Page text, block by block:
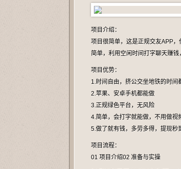
项目介绍：
项目很简单，这是正规交友APP
简单，利用空闲时间打字聊天赚
项目优势：
1.时间自由，挤公交坐地铁的时间
2.苹果、安卓手机都能做
3.正规绿色平台，无风险
4.简单，会打字就能做，不用做视
5.做了就有钱，多劳多得，提现秒
项目流程：
01 项目介绍02 准备与实操